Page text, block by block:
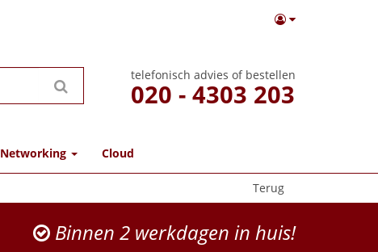
telefonisch advies of bestellen
020 - 4303 203
Networking Cloud
Terug
Binnen 2 werkdagen in huis!